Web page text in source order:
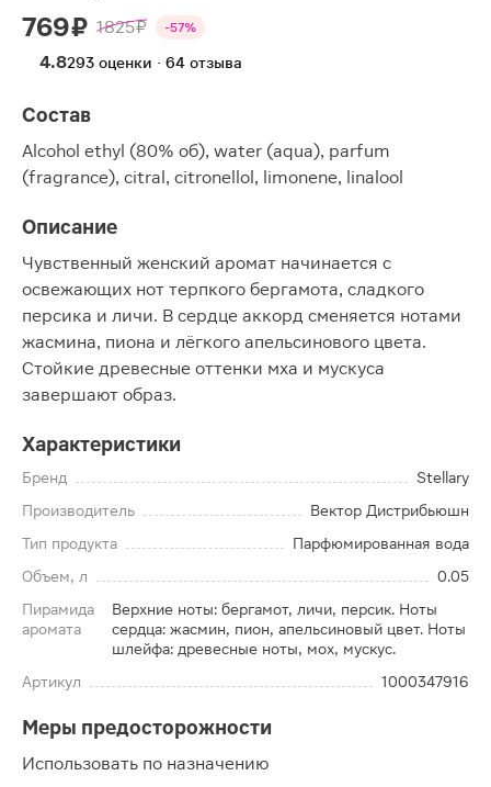
769 ₽ 1825 ₽ -57%
4.8293 оценки · 64 отзыва
Состав
Alcohol ethyl (80% об), water (aqua), parfum
(fragrance), citral, citronellol, limonene, linalool
Описание
Чувственный женский аромат начинается с
освежающих нот терпкого бергамота, сладкого
персика и личи. В сердце аккорд сменяется нотами
жасмина, пиона и лёгкого апельсинового цвета.
Стойкие древесные оттенки мха и мускуса
завершают образ.
Характеристики
Бренд
Stellary
Производитель
Вектор Дистрибьюшн
Тип продукта
Парфюмированная вода
Объем, л
0.05
Пирамида
аромата
Верхние ноты: бергамот, личи, персик. Ноты
сердца: жасмин, пион, апельсиновый цвет. Ноты
шлейфа: древесные ноты, мох, мускус.
Артикул
1000347916
Меры предосторожности
Использовать по назначению